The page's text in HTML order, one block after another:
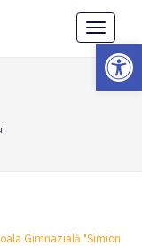
Toggle
Gimnazială "Simion